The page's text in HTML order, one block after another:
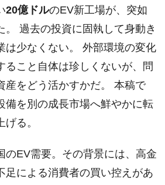
20億ドルのEV新工場が、突如
。 過去の投資に固執して身動き
は少なくない。 外部環境の変化
ること自体は珍しくないが、問
産をどう活かすかだ。 本稿で
備を別の成長市場へ鮮やかに転
る。
のEV需要。その背景には、高金
足による消費者の買い控えがあ